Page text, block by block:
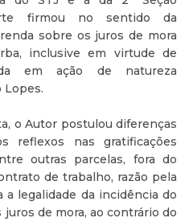
firmou no sentido da
sobre os juros de mora
inclusive em virtude de
em ação de natureza
Lopes.
o Autor postulou diferenças
reflexos nas gratificações
outras parcelas, fora do
de trabalho, razão pela
a legalidade da incidência do
de mora, ao contrário do